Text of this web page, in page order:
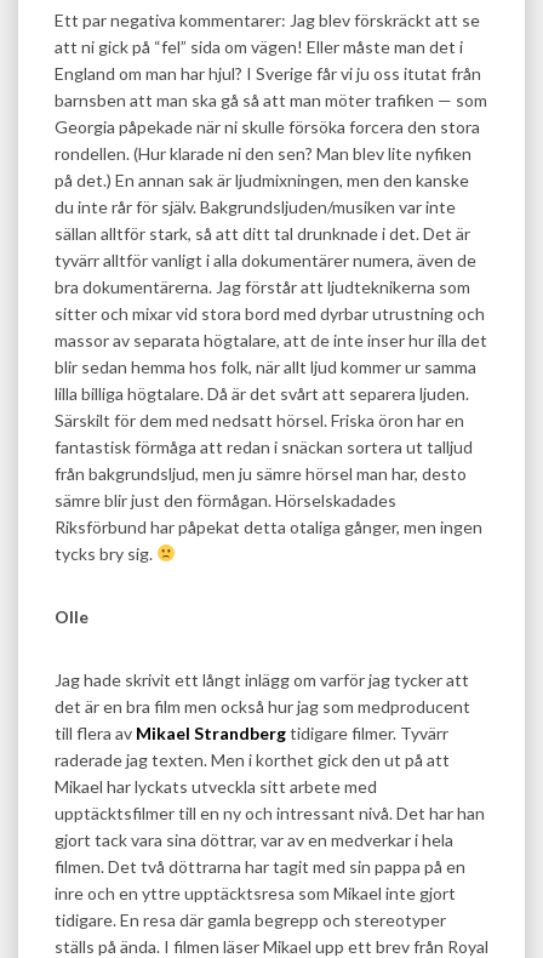
Ett par negativa kommentarer: Jag blev förskräckt att se
att ni gick på “fel” sida om vägen! Eller måste man det i
England om man har hjul? I Sverige får vi ju oss itutat från
barnsben att man ska gå så att man möter trafiken — som
Georgia påpekade när ni skulle försöka forcera den stora
rondellen. (Hur klarade ni den sen? Man blev lite nyfiken
på det.) En annan sak är ljudmixningen, men den kanske
du inte rår för själv. Bakgrundsljuden/musiken var inte
sällan alltför stark, så att ditt tal drunknade i det. Det är
tyvärr alltför vanligt i alla dokumentärer numera, även de
bra dokumentärerna. Jag förstår att ljudteknikerna som
sitter och mixar vid stora bord med dyrbar utrustning och
massor av separata högtalare, att de inte inser hur illa det
blir sedan hemma hos folk, när allt ljud kommer ur samma
lilla billiga högtalare. Då är det svårt att separera ljuden.
Särskilt för dem med nedsatt hörsel. Friska öron har en
fantastisk förmåga att redan i snäckan sortera ut talljud
från bakgrundsljud, men ju sämre hörsel man har, desto
sämre blir just den förmågan. Hörselskadades
Riksförbund har påpekat detta otaliga gånger, men ingen
tycks bry sig.
Olle
Jag hade skrivit ett långt inlägg om varför jag tycker att
det är en bra film men också hur jag som medproducent
till flera av Mikael Strandbergtidigare filmer. Tyvärr
raderade jag texten. Men i korthet gick den ut på att
Mikael har lyckats utveckla sitt arbete med
upptäcktsfilmer till en ny och intressant nivå. Det har han
gjort tack vara sina döttrar, var av en medverkar i hela
filmen. Det två döttrarna har tagit med sin pappa på en
inre och en yttre upptäcktsresa som Mikael inte gjort
tidigare. En resa där gamla begrepp och stereotyper
ställs på ända. I filmen läser Mikael upp ett brev från Royal